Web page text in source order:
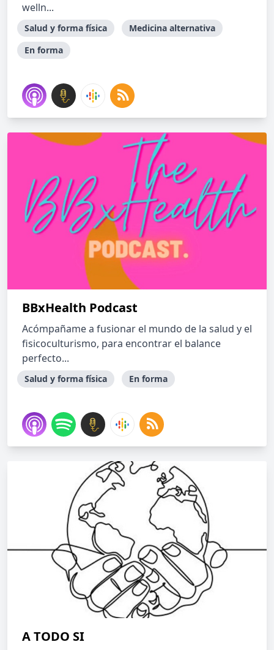
welln...
Salud y forma física
Medicina alternativa
En forma
BBxHealth Podcast
Acómpañame a fusionar el mundo de la salud y el
fisicoculturismo, para encontrar el balance
perfecto...
Salud y forma física En forma
A TODO SI